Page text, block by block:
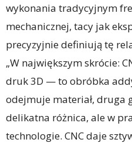
wykonania tradycyjnym
mechanicznej, tacy jak
precyzyjnie definiują tę
„W największym skrócie:
druk 3D — to obróbka
odejmuje materiał, druga
delikatna różnica, ale w
technologie. CNC daje